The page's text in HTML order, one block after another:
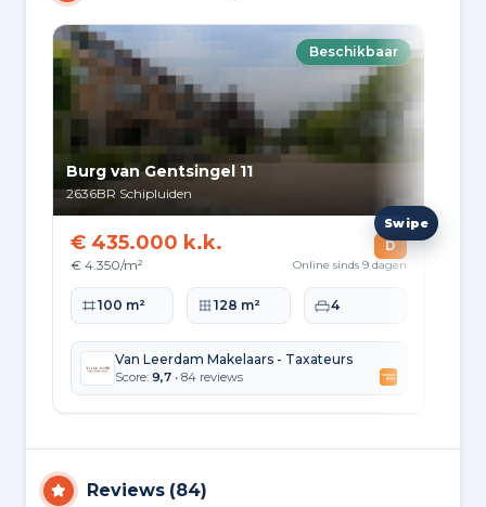
Beschikbaar
Burg van Gentsingel 11
2636BR Schipluiden
€ 435.000 k.k.
€ 4.350/m²
D
Online sinds 9 dagen
Woonoppervlakte
100 m² Perceeloppervlakte
128 m² Slaapkamers
4
Van Leerdam Makelaars - Taxateurs
Score: 9,7 • 84 reviews
Reviews (84)